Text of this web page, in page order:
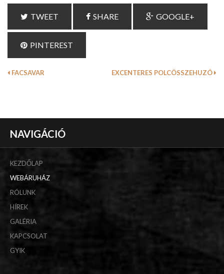
TWEET SHARE GOOGLE+
PINTEREST
FACSAVAR EXCENTERES POLCÖSSZEHUZÓ
NAVIGÁCIÓ
KEZDŐLAP
WEBÁRUHÁZ
RÓLUNK
HÍREK
GALÉRIA
KAPCSOLAT
GYIK